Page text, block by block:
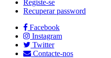
Registe-se
Recuperar password
Facebook
Instagram
Twitter
Contacte-nos